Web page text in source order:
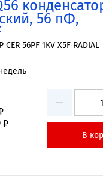
56 пФ,
56PF 1KV X5F RADIAL
−
₽